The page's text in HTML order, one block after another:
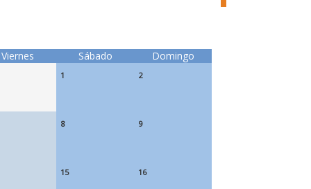
Viernes Sábado Domingo
1 2
8 9
15 16